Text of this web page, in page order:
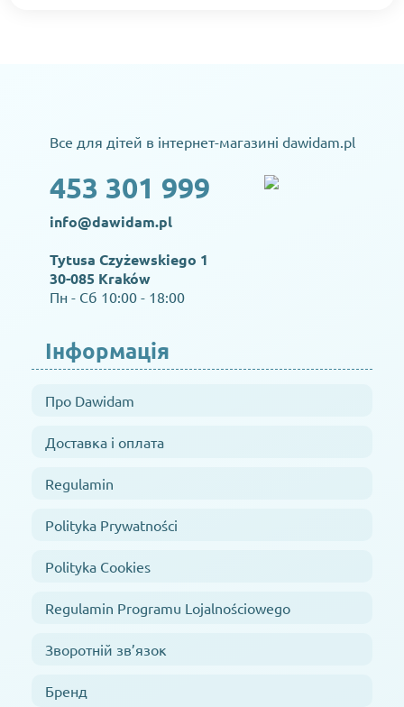
Все для дітей в інтернет-магазині dawidam.pl
453 301 999
info@dawidam.pl
Tytusa Czyżewskiego 1
30-085 Kraków
Пн - Сб 10:00 - 18:00
Інформація
Про Dawidam
Доставка і оплата
Regulamin
Polityka Prywatności
Polityka Cookies
Regulamin Programu Lojalnościowego
Зворотній зв’язок
Бренд